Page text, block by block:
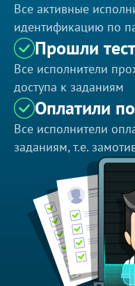
Все активные
идентификацию по
Прошли
Все исполнители
доступа к заданиям
Оплатили
Все исполнители
заданиям, т.е.